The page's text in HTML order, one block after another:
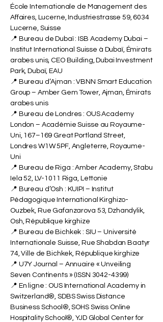
École Internationale de Management des
Affaires, Lucerne, Industriestrasse 59, 6034
Lucerne, Suisse
📍 Bureau de Dubaï : ISB Academy Dubai –
Institut International Suisse à Dubaï, Émirats
arabes unis, CEO Building, Dubai Investment
Park, Dubaï, EAU
📍 Bureau d’Ajman : VBNN Smart Education
Group – Amber Gem Tower, Ajman, Émirats
arabes unis
📍 Bureau de Londres : OUS Academy
London – Académie Suisse au Royaume-
Uni, 167–169 Great Portland Street,
Londres W1W 5PF, Angleterre, Royaume-
Uni
📍 Bureau de Riga : Amber Academy, Stabu
Iela 52, LV-1011 Riga, Lettonie
📍 Bureau d’Osh : KUIPI – Institut
Pédagogique International Kirghizo-
Ouzbek, Rue Gafanzarova 53, Dzhandylik,
Osh, République kirghize
📍 Bureau de Bichkek : SIU – Université
Internationale Suisse, Rue Shabdan Baatyr
74, Ville de Bichkek, République kirghize
📍 U7Y Journal – Annuaire « Unveiling
Seven Continents » (ISSN 3042-4399)
📍 En ligne : OUS International Academy in
Switzerland®, SDBS Swiss Distance
Business School®, SOHS Swiss Online
Hospitality School®, YJD Global Center for